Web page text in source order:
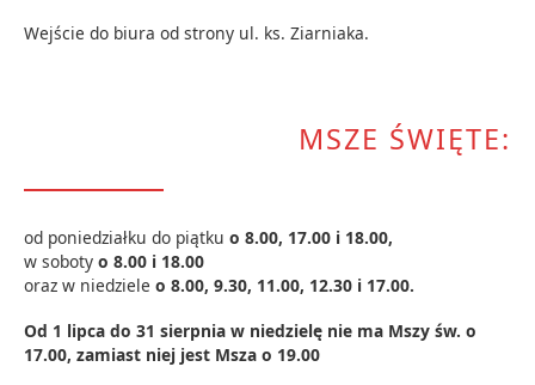
Wejście do biura od strony ul. ks. Ziarniaka.
MSZE ŚWIĘTE:
od poniedziałku do piątku o 8.00, 17.00 i 18.00,
w soboty o 8.00 i 18.00
oraz w niedziele o 8.00, 9.30, 11.00, 12.30 i 17.00.
Od 1 lipca do 31 sierpnia w niedzielę nie ma Mszy św. o
17.00, zamiast niej jest Msza o 19.00